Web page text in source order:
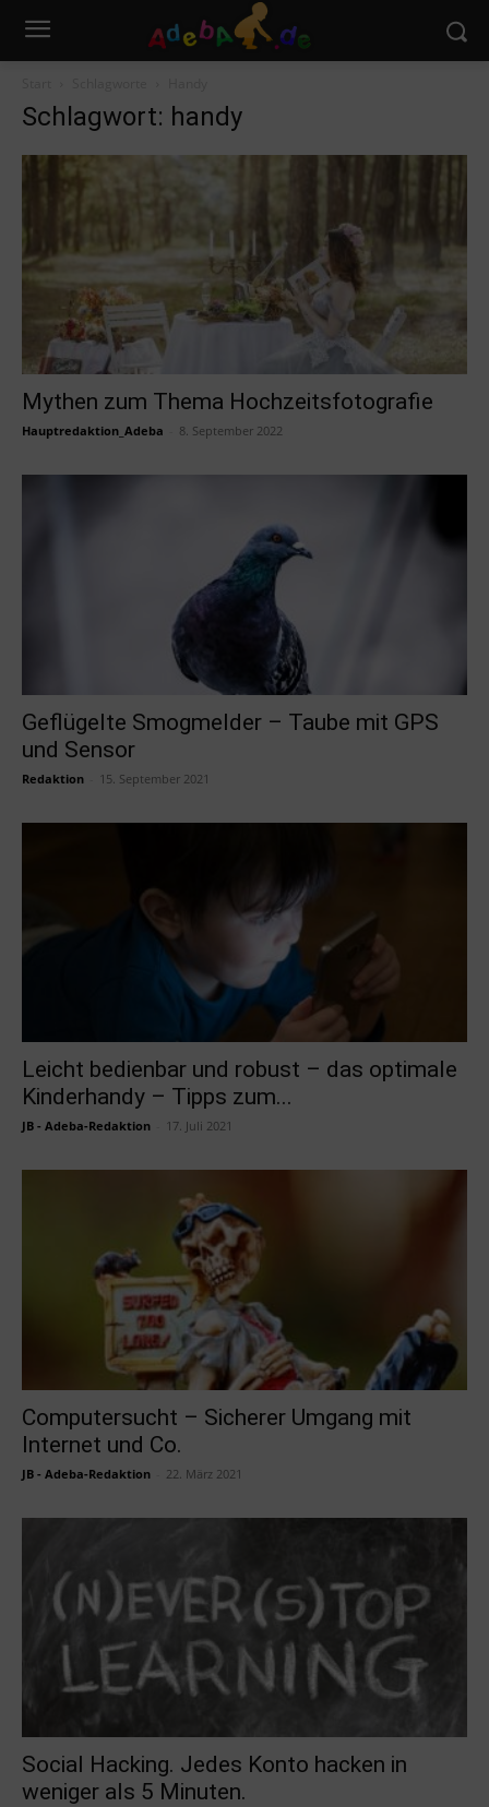
Schlagwort: handy
Mythen zum Thema Hochzeitsfotografie
Hauptredaktion_Adeba 8. September 2022
Geflügelte Smogmelder – Taube mit GPS
und Sensor
Redaktion 15. September 2021
Leicht bedienbar und robust – das optimale
Kinderhandy – Tipps zum...
JB - Adeba-Redaktion 17. Juli 2021
Computersucht – Sicherer Umgang mit
Internet und Co.
JB - Adeba-Redaktion 22. März 2021
Social Hacking. Jedes Konto hacken in
weniger als 5 Minuten.